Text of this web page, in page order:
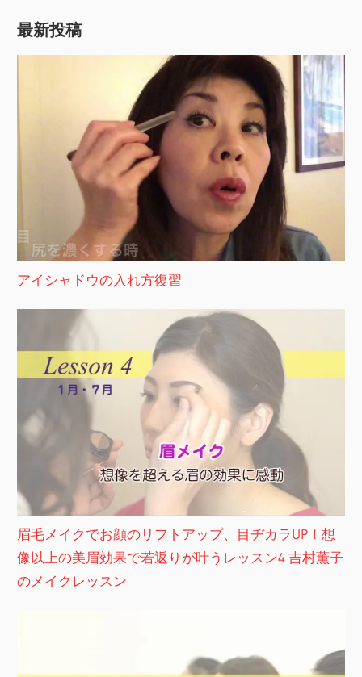
最新投稿
アイシャドウの入れ方復習
眉毛メイクでお顔のリフトアップ、目ヂカラUP！想
像以上の美眉効果で若返りが叶うレッスン4 吉村薫子
のメイクレッスン